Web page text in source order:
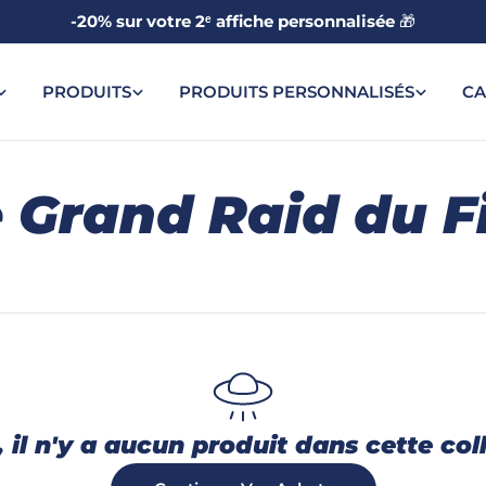
-20% sur votre 2ᵉ affiche personnalisée 🎁
PRODUITS PRODUITS PERSONNALISÉS
Raid du
il n'y a aucun produit dans cette